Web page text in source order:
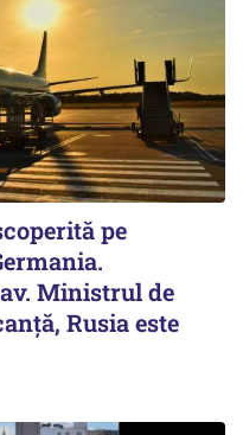
pe
Ministrul de
Rusia este